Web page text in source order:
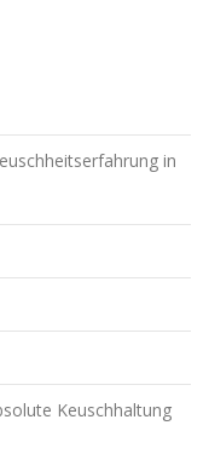
in
Keuschhaltung